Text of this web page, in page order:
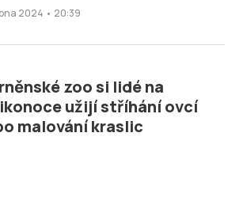
2024 • 20:39
zoo si lidé na
užijí stříhání ovcí
malování kraslic